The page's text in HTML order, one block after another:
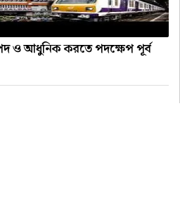
ও আধুনিক করতে পদক্ষেপ পূর্ব